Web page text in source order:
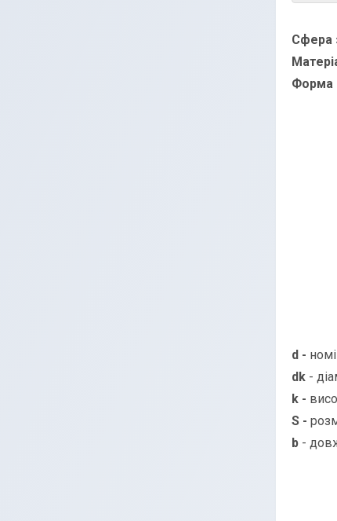
Сфера
Форма
d -
dk -
k -
S -
b -